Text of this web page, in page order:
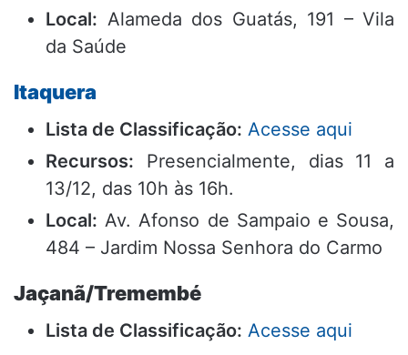
Local: Alameda dos Guatás, 191 – Vila
da Saúde
Itaquera
Lista de Classificação: Acesse aqui
Recursos: Presencialmente, dias 11 a
13/12, das 10h às 16h.
Local: Av. Afonso de Sampaio e Sousa,
484 – Jardim Nossa Senhora do Carmo
Jaçanã/Tremembé
Lista de Classificação: Acesse aqui